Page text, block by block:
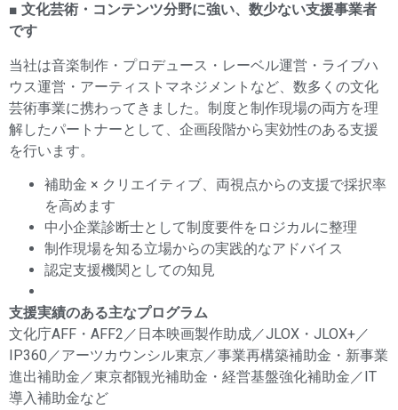
■ 文化芸術・コンテンツ分野に強い、数少ない支援事業者
です
当社は音楽制作・プロデュース・レーベル運営・ライブハ
ウス運営・アーティストマネジメントなど、数多くの文化
芸術事業に携わってきました。制度と制作現場の両方を理
解したパートナーとして、企画段階から実効性のある支援
を行います。
補助金 × クリエイティブ、両視点からの支援で採択率
を高めます
中小企業診断士として制度要件をロジカルに整理
制作現場を知る立場からの実践的なアドバイス
認定支援機関としての知見
支援実績のある主なプログラム
文化庁AFF・AFF2／日本映画製作助成／JLOX・JLOX+／
IP360／アーツカウンシル東京／事業再構築補助金・新事業
進出補助金／東京都観光補助金・経営基盤強化補助金／IT
導入補助金など